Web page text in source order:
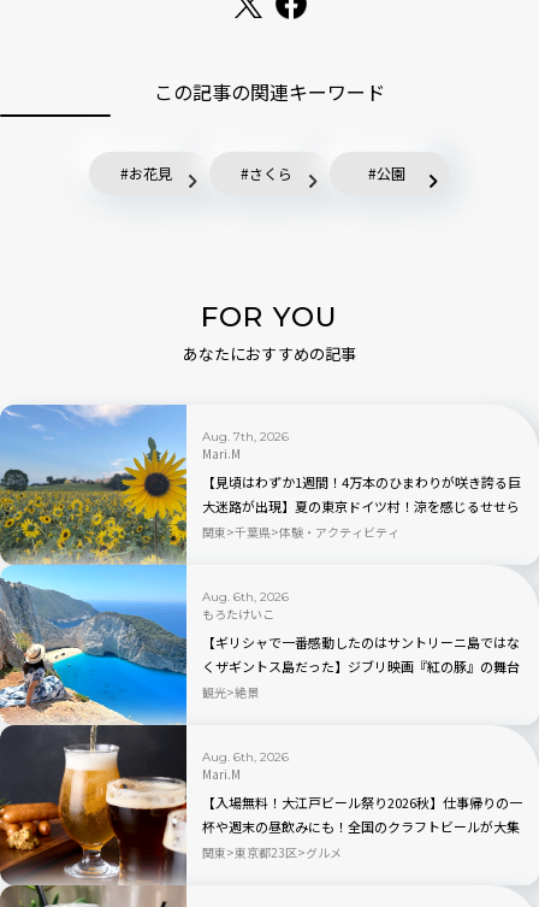
この記事の関連キーワード
お花見 さくら 公園
FOR YOU
あなたにおすすめの記事
Aug. 7th, 2026
Mari.M
【見頃はわずか1週間！4万本のひまわりが咲き誇る巨
大迷路が出現】夏の東京ドイツ村！涼を感じるせせら
ぎエリアも｜千葉県・袖ケ浦
関東 千葉県 体験・アクティビティ
Aug. 6th, 2026
もろたけいこ
【ギリシャで一番感動したのはサントリーニ島ではな
くザギントス島だった】ジブリ映画『紅の豚』の舞台
と言われるナヴァイオビーチ観光のベストの時間帯
観光 絶景
Aug. 6th, 2026
Mari.M
【入場無料！大江戸ビール祭り2026秋】仕事帰りの一
杯や週末の昼飲みにも！全国のクラフトビールが大集
合｜品川
関東 東京都23区 グルメ